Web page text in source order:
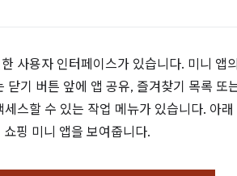
사용자 인터페이스가 있습니다. 미니 앱
기 버튼 앞에 앱 공유, 즐겨찾기 목록 또
스할 수 있는 작업 메뉴가 있습니다. 아
핑 미니 앱을 보여줍니다.